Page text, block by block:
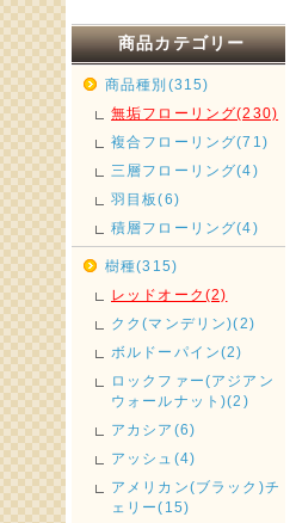
商品カテゴリー
商品種別(315)
無垢フローリング(230)
複合フローリング(71)
三層フローリング(4)
羽目板(6)
積層フローリング(4)
樹種(315)
レッドオーク(2)
クク(マンデリン)(2)
ボルドーパイン(2)
ロックファー(アジアン
ウォールナット)(2)
アカシア(6)
アッシュ(4)
アメリカン(ブラック)チ
ェリー(15)